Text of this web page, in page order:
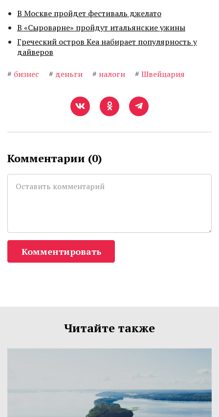
В Москве пройдет фестиваль джелато
В «Сыроварне» пройдут итальянские ужины
Греческий остров Кеа набирает популярность у
дайверов
# бизнес # деньги # налоги # Швейцария
Комментарии (0)
Комментировать
Читайте также